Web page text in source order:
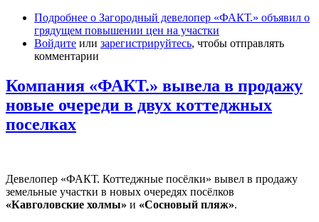
Подробнее о Загородный девелопер «ФАКТ.» объявил о
грядущем повышении цен на участки
Войдите или зарегистрируйтесь, чтобы отправлять
комментарии
Компания «ФАКТ.» вывела в продажу
новые очереди в двух коттеджных
поселках
Девелопер «ФАКТ. Коттеджные посёлки» вывел в продажу
земельные участки в новых очередях посёлков
«Кавголовские холмы» и «Сосновый пляж».